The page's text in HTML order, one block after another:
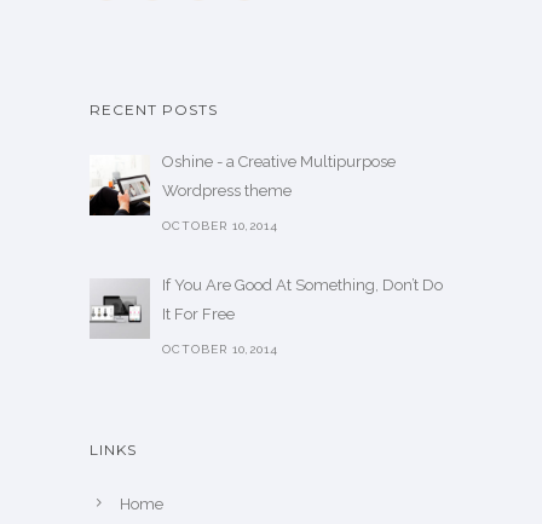
RECENT POSTS
Oshine - a Creative Multipurpose
Wordpress theme
OCTOBER 10,2014
If You Are Good At Something, Don’t Do
It For Free
OCTOBER 10,2014
LINKS
Home